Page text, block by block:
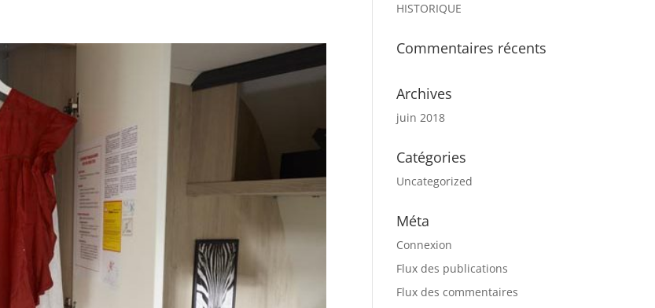
HISTORIQUE
Commentaires récents
Archives
juin 2018
Catégories
Uncategorized
Méta
Connexion
Flux des publications
Flux des commentaires